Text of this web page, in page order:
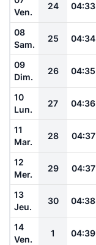
Ven.
24 04:33
08
Sam.
25 04:34
09
Dim.
26 04:35
10
Lun.
27 04:36
11
Mar.
28 04:37
12
Mer.
29 04:37
13
Jeu.
30 04:38
14
Ven.
1 04:39